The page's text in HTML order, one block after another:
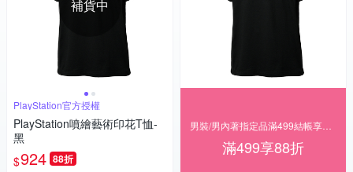
補貨中
PlayStation官方授權
PlayStation噴繪藝術印花T恤-
黑
$924 88折
滿499享88折